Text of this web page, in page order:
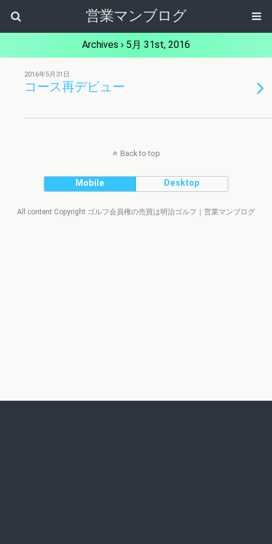
営業マンブログ
Archives › 5月 31st, 2016
2016年5月31日
コース再デビュー
Back to top
Mobile Desktop
All content Copyright ゴルフ会員権の売買は明治ゴルフ｜営業マンブログ